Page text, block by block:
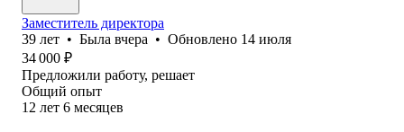
Заместитель директора
39 лет • Была вчера • Обновлено 14 июля
34 000 ₽
Предложили работу, решает
Общий опыт
12 лет 6 месяцев